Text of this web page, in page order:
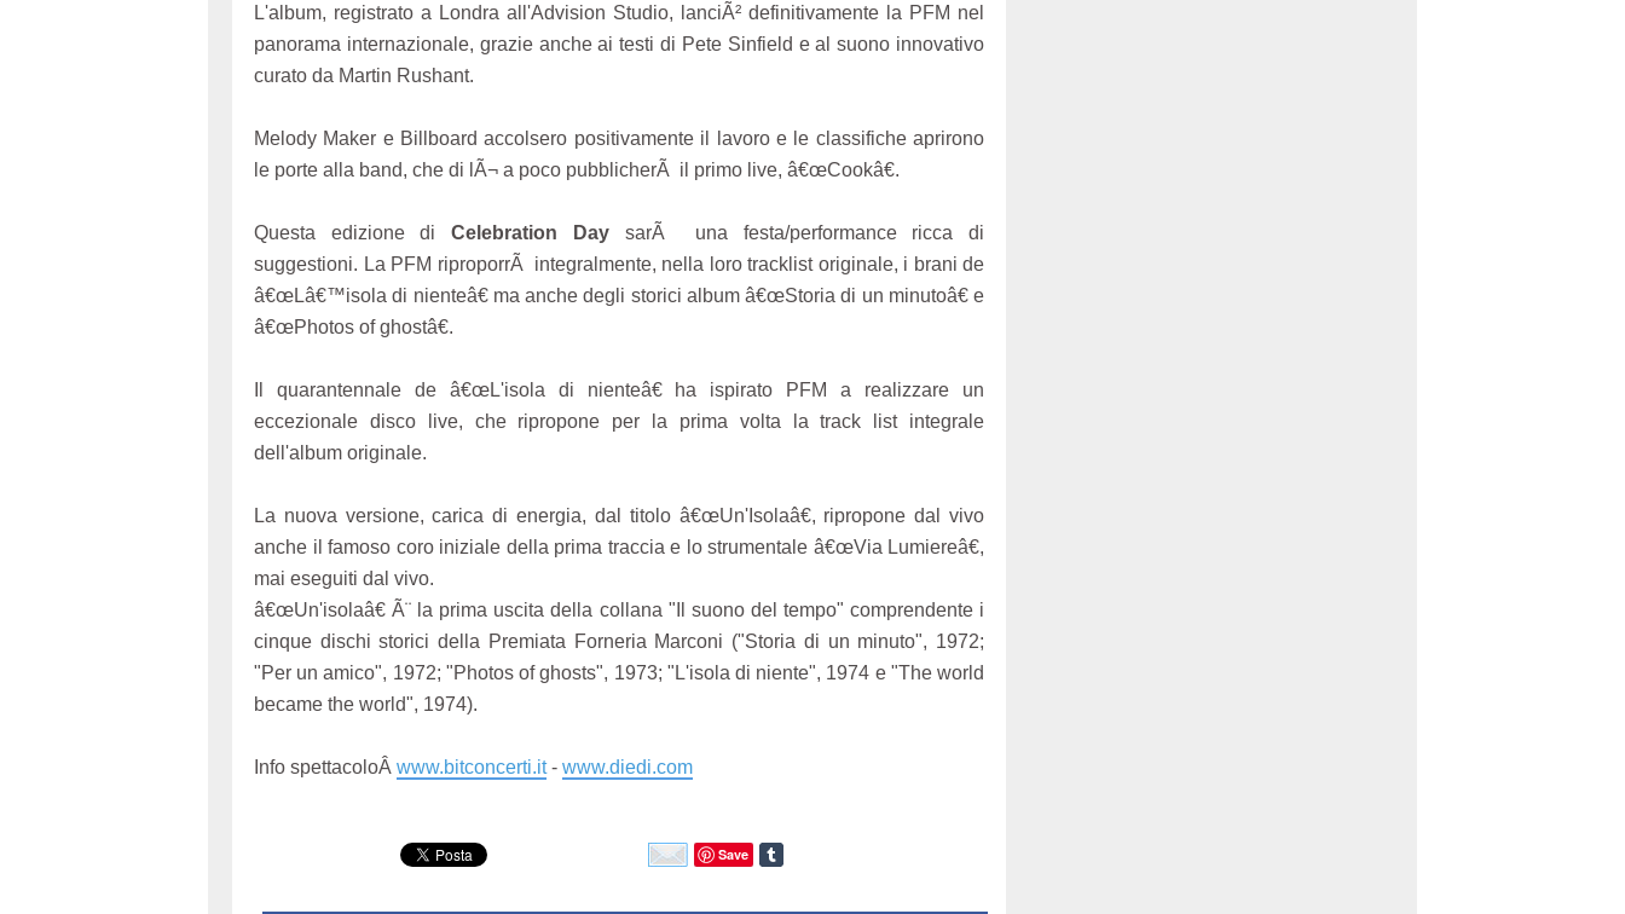
L'album, registrato a Londra all'Advision Studio, lanciÃ² definitivamente la PFM nel
panorama internazionale, grazie anche ai testi di Pete Sinfield e al suono innovativo
curato da Martin Rushant.
Melody Maker e Billboard accolsero positivamente il lavoro e le classifiche aprirono
le porte alla band, che di lÃ¬ a poco pubblicherÃ il primo live, â€œCookâ€.
Questa edizione diCelebration DaysarÃ una festa/performance ricca di
suggestioni. La PFM riproporrÃ integralmente, nella loro tracklist originale, i brani de
â€œLâ€™isola di nienteâ€ ma anche degli storici album â€œStoria di un minutoâ€ e
â€œPhotos of ghostâ€.
Il quarantennale de â€œL'isola di nienteâ€ ha ispirato PFM a realizzare un
eccezionale disco live, che ripropone per la prima volta la track list integrale
dell'album originale.
La nuova versione, carica di energia, dal titolo â€œUn'Isolaâ€, ripropone dal vivo
anche il famoso coro iniziale della prima traccia e lo strumentale â€œVia Lumiereâ€,
mai eseguiti dal vivo.
â€œUn'isolaâ€ Ã¨ la prima uscita della collana "Il suono del tempo" comprendente i
cinque dischi storici della Premiata Forneria Marconi ("Storia di un minuto", 1972;
"Per un amico", 1972; "Photos of ghosts", 1973; "L'isola di niente", 1974 e "The world
became the world", 1974).
Info spettacoloÂ www.bitconcerti.it- www.diedi.com
Save